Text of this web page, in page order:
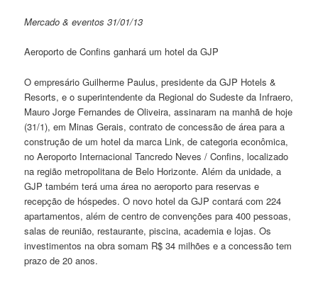
Mercado & eventos 31/01/13
Aeroporto de Confins ganhará um hotel da GJP
O empresário Guilherme Paulus, presidente da GJP Hotels &
Resorts, e o superintendente da Regional do Sudeste da Infraero,
Mauro Jorge Fernandes de Oliveira, assinaram na manhã de hoje
(31/1), em Minas Gerais, contrato de concessão de área para a
construção de um hotel da marca Link, de categoria econômica,
no Aeroporto Internacional Tancredo Neves / Confins, localizado
na região metropolitana de Belo Horizonte. Além da unidade, a
GJP também terá uma área no aeroporto para reservas e
recepção de hóspedes. O novo hotel da GJP contará com 224
apartamentos, além de centro de convenções para 400 pessoas,
salas de reunião, restaurante, piscina, academia e lojas. Os
investimentos na obra somam R$ 34 milhões e a concessão tem
prazo de 20 anos.